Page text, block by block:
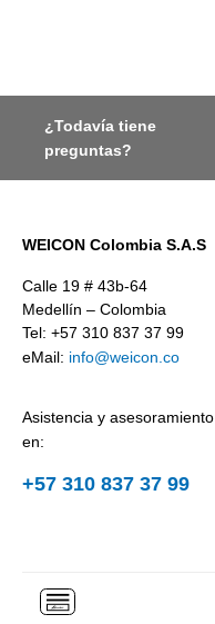
¿Todavía tiene
preguntas?
WEICON Colombia S.A.S
Calle 19 # 43b-64
Medellín – Colombia
Tel: +57 310 837 37 99
eMail: info@weicon.co
Asistencia y asesoramiento
en:
+57 310 837 37 99